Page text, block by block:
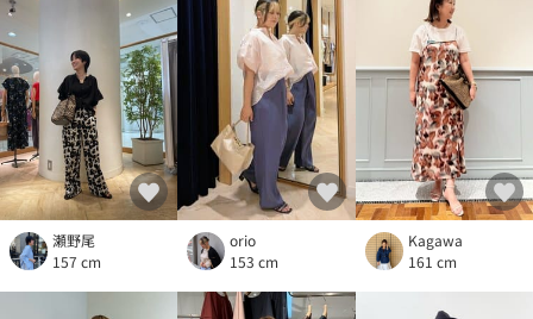
瀬野尾
157 cm
orio
153 cm
Kagawa
161 cm